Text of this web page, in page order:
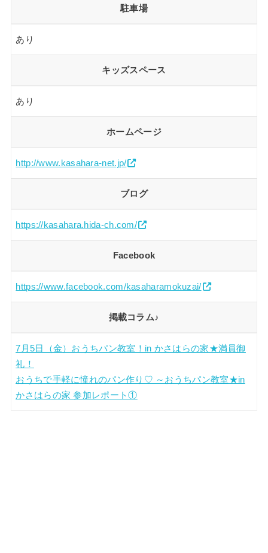
駐車場
あり
キッズスペース
あり
ホームページ
http://www.kasahara-net.jp/
ブログ
https://kasahara.hida-ch.com/
Facebook
https://www.facebook.com/kasaharamokuzai/
掲載コラム♪
7月5日（金）おうちパン教室！in かさはらの家★満員御
礼！
おうちで手軽に憧れのパン作り♡ ～おうちパン教室★in
かさはらの家 参加レポート①